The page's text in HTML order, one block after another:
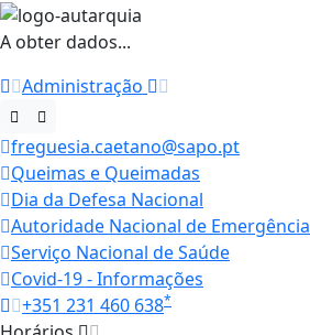
A obter dados...
Administração
freguesia.caetano@sapo.pt
Queimas e Queimadas
Dia da Defesa Nacional
Autoridade Nacional de
Serviço Nacional de Saúde
Covid-19 - Informações
+351 231 460 638*